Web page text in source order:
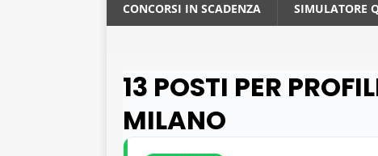
CONCORSI IN SCADENZA SIMULATORE
13 POSTI PER
MILANO